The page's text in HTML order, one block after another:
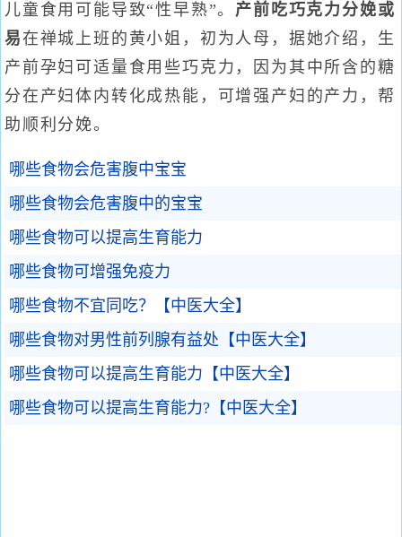
儿童食用可能导致“性早熟”。 产前吃巧克力分娩或
易在禅城上班的黄小姐，初为人母，据她介绍，生
产前孕妇可适量食用些巧克力，因为其中所含的糖
分在产妇体内转化成热能，可增强产妇的产力，帮
助顺利分娩。
哪些食物会危害腹中宝宝
哪些食物会危害腹中的宝宝
哪些食物可以提高生育能力
哪些食物可增强免疫力
哪些食物不宜同吃？【中医大全】
哪些食物对男性前列腺有益处【中医大全】
哪些食物可以提高生育能力【中医大全】
哪些食物可以提高生育能力?【中医大全】